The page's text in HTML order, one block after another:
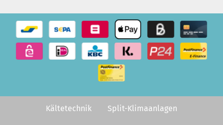
Kältetechnik Split-Klimaanlagen